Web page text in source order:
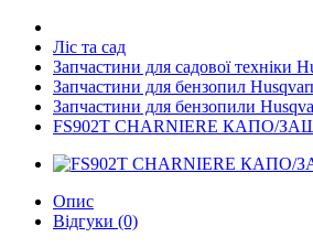
Ліс та сад
Запчастини для садової техніки
Запчастини для бензопил
Запчастини для бензопили
FS902T CHARNIERE КАПО/
Опис
Відгуки (0)